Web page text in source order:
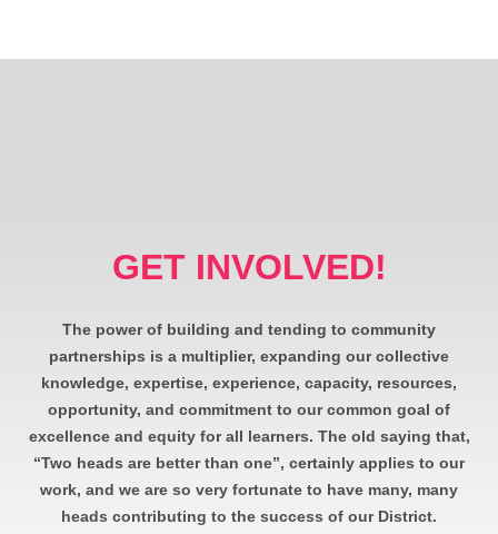
GET INVOLVED!
The power of building and tending to community
partnerships is a multiplier, expanding our collective
knowledge, expertise, experience, capacity, resources,
opportunity, and commitment to our common goal of
excellence and equity for all learners. The old saying that,
“Two heads are better than one”, certainly applies to our
work, and we are so very fortunate to have many, many
heads contributing to the success of our District.